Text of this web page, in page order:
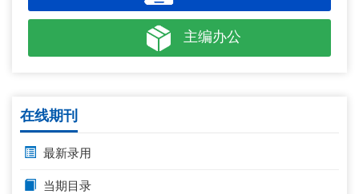
主编办公
在线期刊
最新录用
当期目录